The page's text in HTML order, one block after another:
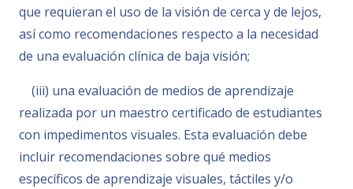
que requieran el uso de la visión de cerca y de lejos,
así como recomendaciones respecto a la necesidad
de una evaluación clínica de baja visión;
(iii) una evaluación de medios de aprendizaje
realizada por un maestro certificado de estudiantes
con impedimentos visuales. Esta evaluación debe
incluir recomendaciones sobre qué medios
específicos de aprendizaje visuales, táctiles y/o